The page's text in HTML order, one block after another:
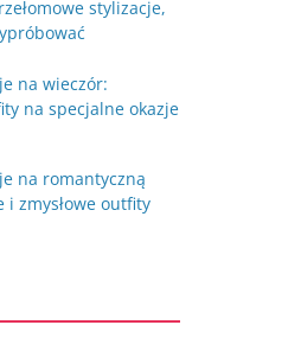
stylizacje,
na wieczór:
na specjalne okazje
na romantyczną
i zmysłowe outfity